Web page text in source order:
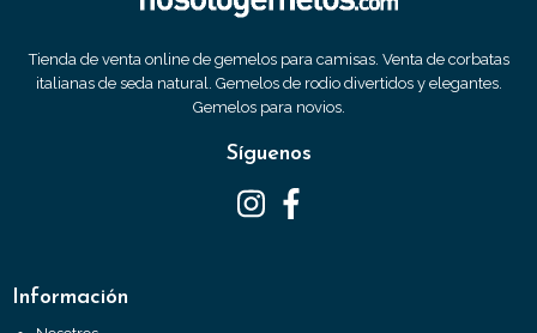
Tienda de venta online de gemelos para camisas. Venta de corbatas
italianas de seda natural. Gemelos de rodio divertidos y elegantes.
Gemelos para novios.
Síguenos
Información